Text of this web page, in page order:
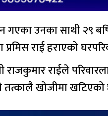
गएका उनका साथी २९
प्रमिस राई हराएको
राजकुमार राईले
तत्कालै खोजीमा